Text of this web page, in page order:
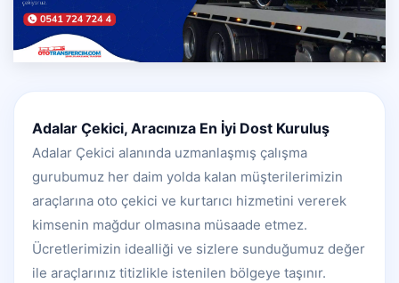
Adalar Çekici, Aracınıza En İyi Dost Kuruluş
Adalar Çekici alanında uzmanlaşmış çalışma
gurubumuz her daim yolda kalan müşterilerimizin
araçlarına oto çekici ve kurtarıcı hizmetini vererek
kimsenin mağdur olmasına müsaade etmez.
Ücretlerimizin idealliği ve sizlere sunduğumuz değer
ile araçlarınız titizlikle istenilen bölgeye taşınır.